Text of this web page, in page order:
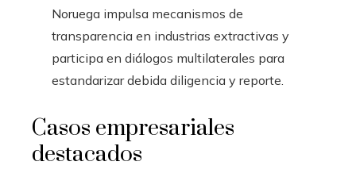
Noruega impulsa mecanismos de
transparencia en industrias extractivas y
participa en diálogos multilaterales para
estandarizar debida diligencia y reporte.
Casos empresariales
destacados